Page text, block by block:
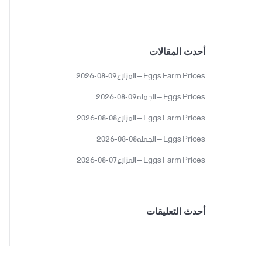
أحدث المقالات
Eggs Farm Prices – المزارع09-08-2026
Eggs Prices – الجمله09-08-2026
Eggs Farm Prices – المزارع08-08-2026
Eggs Prices – الجمله08-08-2026
Eggs Farm Prices – المزارع07-08-2026
أحدث التعليقات